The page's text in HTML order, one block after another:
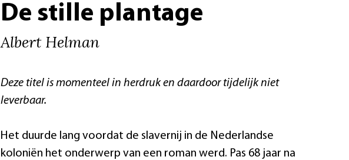
De stille plantage
Albert Helman
Deze titel is momenteel in herdruk en daardoor tijdelijk niet
leverbaar.
Het duurde lang voordat de slavernij in de Nederlandse
koloniën het onderwerp van een roman werd. Pas 68 jaar na